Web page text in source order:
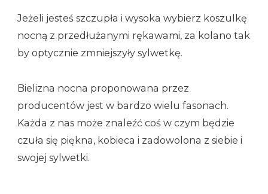
Jeżeli jesteś szczupła i wysoka wybierz koszulkę
nocną z przedłużanymi rękawami, za kolano tak
by optycznie zmniejszyły sylwetkę.
Bielizna nocna proponowana przez
producentów jest w bardzo wielu fasonach.
Każda z nas może znaleźć coś w czym będzie
czuła się piękna, kobieca i zadowolona z siebie i
swojej sylwetki.